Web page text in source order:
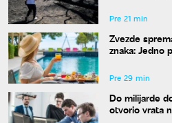
Pre 21 min
Zvezde
znaka: Jedno
Pre 29 min
Do milijarde
otvorio vrata